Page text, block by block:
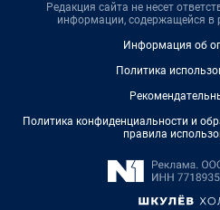
Редакция сайта не несет
информации, содержащейся в
Информация об
Политика
Политика конфиденциальности и
правила